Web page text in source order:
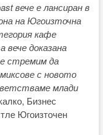
вечее лансиранв
на Югоизточна
кафе
доказана
стремим да
сновото
млади
Бизнес
Югоизточен